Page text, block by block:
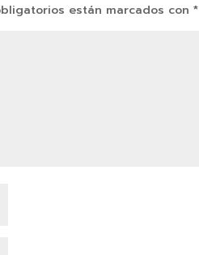
están marcados con*